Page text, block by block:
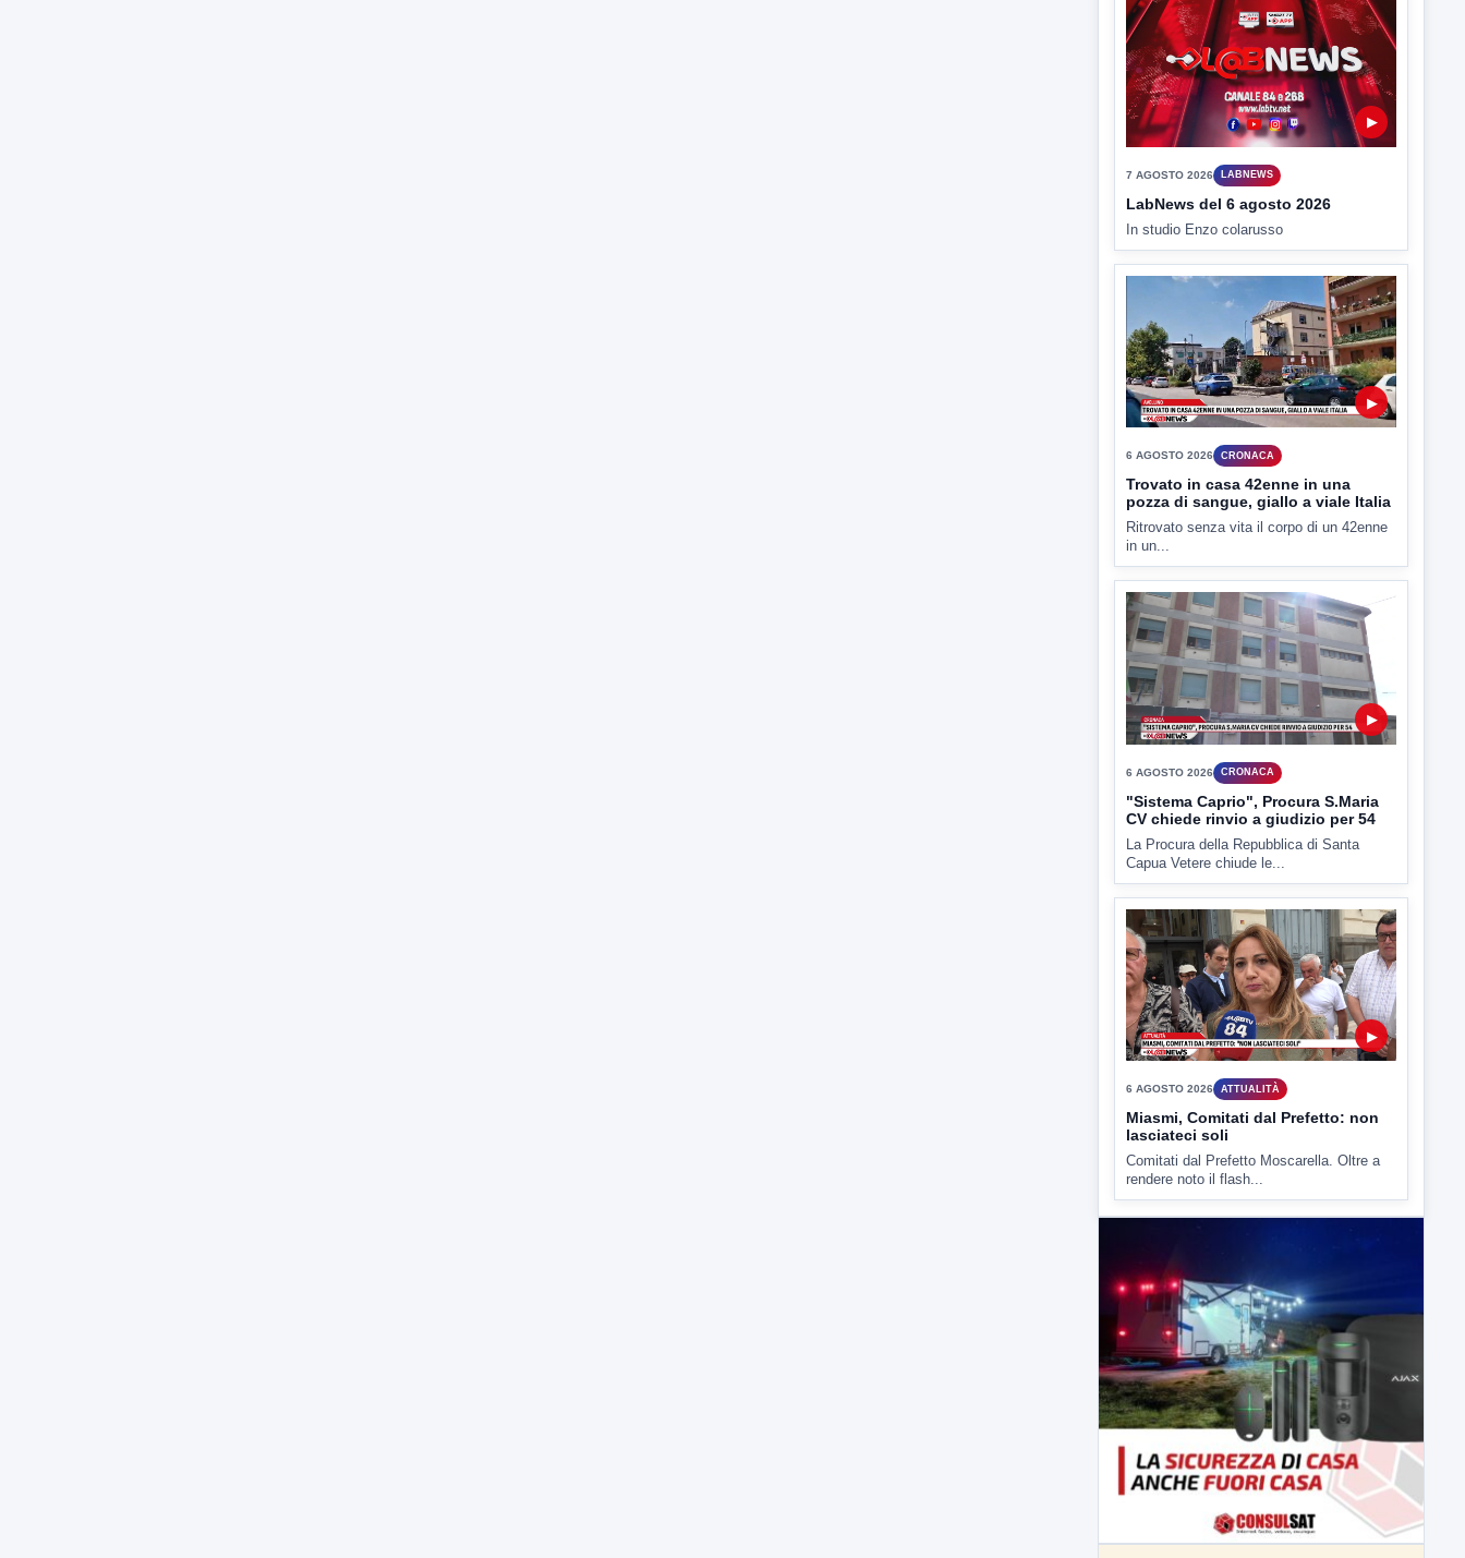
7 AGOSTO 2026 LABNEWS
LabNews del 6 agosto 2026
In studio Enzo colarusso
Trovato in casa 42enne in una
pozza di sangue, giallo a viale Italia
Ritrovato senza vita il corpo di un 42enne
in un...
6 AGOSTO 2026
"Sistema Caprio", Procura S.Maria
CV chiede rinvio a giudizio per 54
La Procura della Repubblica di Santa
Capua Vetere chiude le...
6 AGOSTO 2026 ATTUALITÀ
Miasmi, Comitati dal Prefetto: non
lasciateci soli
Comitati dal Prefetto Moscarella. Oltre a
rendere noto il flash...